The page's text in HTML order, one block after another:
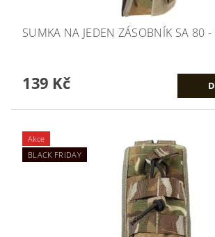
SUMKA NA JEDEN ZÁSOBNÍK SA 80 -
139 Kč
Akce
BLACK FRIDAY